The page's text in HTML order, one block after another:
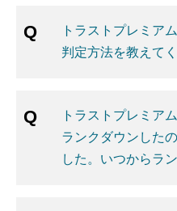
トラストプレミア
判定方法を教えて
トラストプレミア
ランクダウンした
した。いつからラ